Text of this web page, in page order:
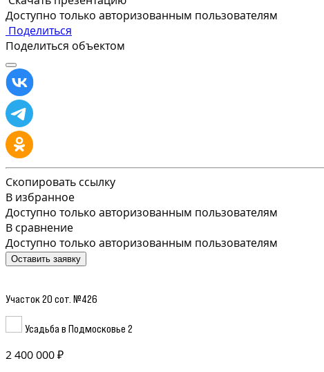
Доступно только авторизованным пользователям
Поделиться
Поделиться объектом
Скопировать ссылку
В избранное
Доступно только авторизованным пользователям
В сравнение
Доступно только авторизованным пользователям
Оставить заявку
Участок 20 сот. №426
Усадьба в Подмосковье 2
2 400 000 ₽